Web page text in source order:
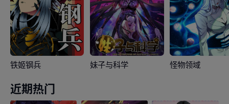
铁姬钢兵 妹子与科学 怪物领域
近期热门